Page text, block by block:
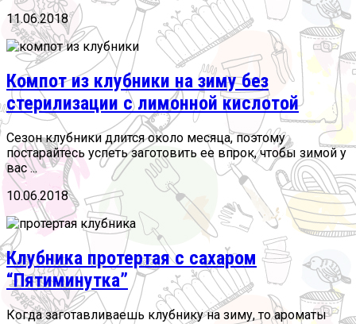
11.06.2018
Компот из клубники на зиму без
стерилизации с лимонной кислотой
Сезон клубники длится около месяца, поэтому
постарайтесь успеть заготовить ее впрок, чтобы зимой у
вас ...
10.06.2018
Клубника протертая с сахаром
“Пятиминутка”
Когда заготавливаешь клубнику на зиму, то ароматы